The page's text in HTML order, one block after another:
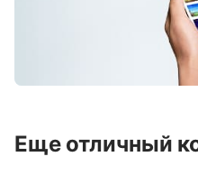
Еще отличный